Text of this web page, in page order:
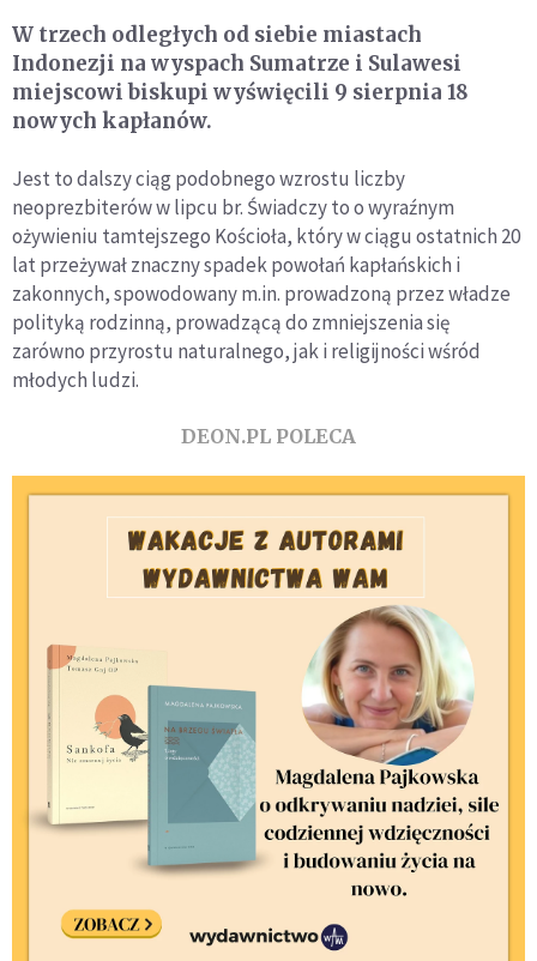
W trzech odległych od siebie miastach
Indonezji na wyspach Sumatrze i Sulawesi
miejscowi biskupi wyświęcili 9 sierpnia 18
nowych kapłanów.
Jest to dalszy ciąg podobnego wzrostu liczby
neoprezbiterów w lipcu br. Świadczy to o wyraźnym
ożywieniu tamtejszego Kościoła, który w ciągu ostatnich 20
lat przeżywał znaczny spadek powołań kapłańskich i
zakonnych, spowodowany m.in. prowadzoną przez władze
polityką rodzinną, prowadzącą do zmniejszenia się
zarówno przyrostu naturalnego, jak i religijności wśród
młodych ludzi.
DEON.PL POLECA